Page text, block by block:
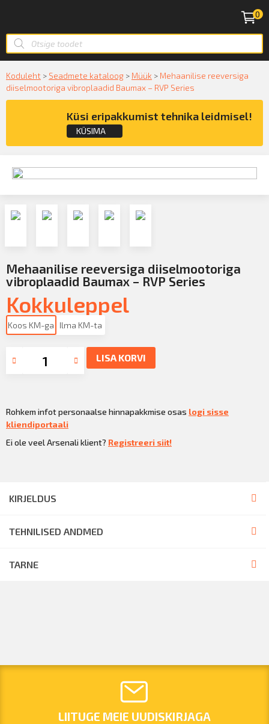
0
Koduleht > Seadmete kataloog > Müük > Mehaanilise reeversiga
diiselmootoriga vibroplaadid Baumax – RVP Series
Küsi eripakkumist tehnika leidmisel!
KÜSIMA
Mehaanilise reeversiga diiselmootoriga
vibroplaadid Baumax – RVP Series
Kokkuleppel
Koos KM-ga Ilma KM-ta
LISA KORVI
Rohkem infot personaalse hinnapakkmise osas logi sisse
kliendiportaali
Ei ole veel Arsenali klient? Registreeri siit!
KIRJELDUS
TEHNILISED ANDMED
TARNE
LIITUGE MEIE UUDISKIRJAGA